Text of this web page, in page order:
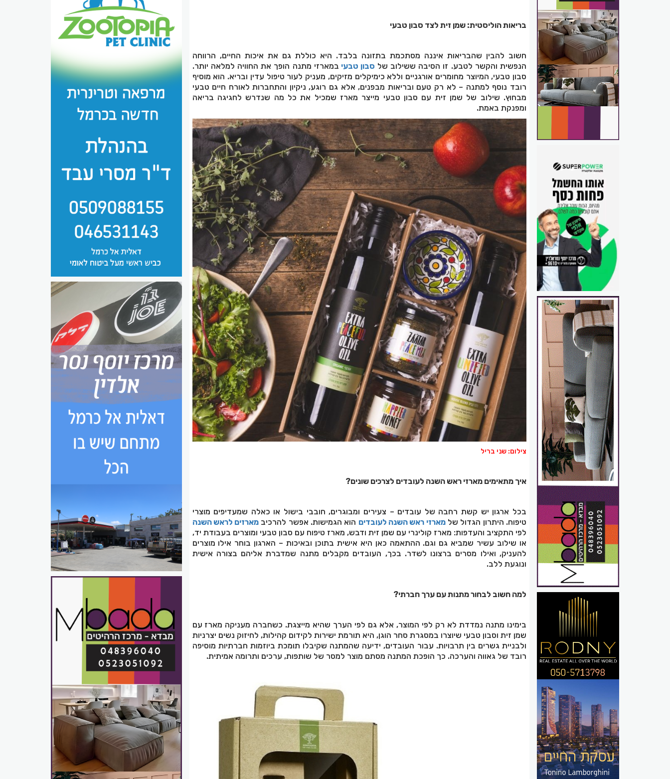
בריאות הוליסטית: שמן זית לצד סבון טבעי
חשוב להבין שהבריאות איננה מסתכמת בתזונה בלבד. היא כוללת גם את איכות החיים, הרווחה
הנפשית והקשר לטבע. זו הסיבה ששילוב של סבון טבעי במארזי מתנה הופך את החוויה למלאה יותר.
סבון טבעי, המיוצר מחומרים אורגניים וללא כימיקלים מזיקים, מעניק לעור טיפול עדין ובריא. הוא מוסיף
רובד נוסף למתנה – לא רק טעם ובריאות מבפנים, אלא גם רוגע, ניקיון והתחברות לאורח חיים טבעי
מבחוץ. שילוב של שמן זית עם סבון טבעי מייצר מארז שמכיל את כל מה שנדרש לחגיגה בריאה
ומפנקת באמת.
צילום: שני בריל
איך מתאימים מארזי ראש השנה לעובדים לצרכים שונים?
בכל ארגון יש קשת רחבה של עובדים – צעירים ומבוגרים, חובבי בישול או כאלה שמעדיפים מוצרי
טיפוח. היתרון הגדול שלמארזי ראש השנה לעובדים הוא הגמישות. אפשר להרכיב מארזים לראש השנה
לפי התקציב והעדפות: מארז קולינרי עם שמן זית ודבש, מארז טיפוח עם סבון טבעי ומוצרים בעבודת יד,
או שילוב עשיר שמביא גם וגם. ההתאמה כאן היא אישית בתוכן ובאיכות – הארגון בוחר אילו מוצרים
להעניק, ואילו מסרים ברצונו לשדר. בכך, העובדים מקבלים מתנה שמדברת אליהם בצורה אישית
ונוגעת ללב.
למה חשוב לבחור מתנות עם ערך חברתי?
בימינו מתנה נמדדת לא רק לפי המוצר, אלא גם לפי הערך שהיא מייצגת. כשחברה מעניקה מארז עם
שמן זית וסבון טבעי שיוצרו במסגרת סחר הוגן, היא תורמת ישירות לקידום קהילות, לחיזוק נשים יצרניות
ולבניית גשרים בין תרבויות. עבור העובדים, ידיעה שהמתנה שקיבלו תומכת ביוזמות חברתיות מוסיפה
רובד של גאווה והערכה. כך הופכת המתנה מסתם מוצר למסר של שותפות, ערכים ותרומה אמיתית.